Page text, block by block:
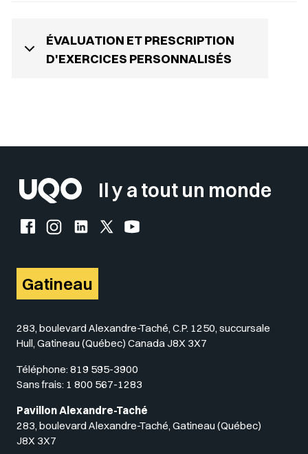
ÉVALUATION ET PRESCRIPTION
D'EXERCICES PERSONNALISÉS
Il y a tout un monde
Facebook de l'UQO
Instagram de l'UQO
LinkedIn de l'UQO
X (Twitter) de l'UQO
YouTube de l'UQO
Gatineau
283, boulevard Alexandre-Taché, C.P. 1250, succursale
Hull, Gatineau (Québec) Canada J8X 3X7
Téléphone: 819 595-3900
Sans frais: 1 800 567-1283
Pavillon Alexandre-Taché
283, boulevard Alexandre-Taché, Gatineau (Québec)
J8X 3X7